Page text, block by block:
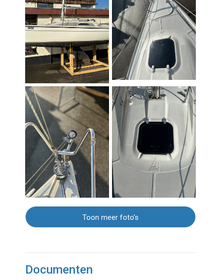
Toon meer foto's
Documenten